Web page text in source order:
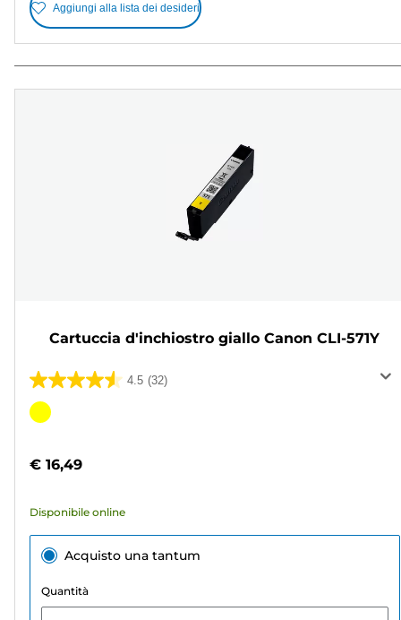
Aggiungi alla lista dei desideri
Cartuccia d'inchiostro giallo Canon CLI-571Y
4.5 (32)
4.5
su
32
Cartuccia
colori
€ 16,49
Disponibile online
Acquisto una tantum
Quantità